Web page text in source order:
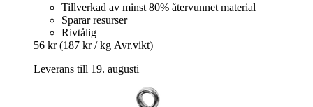
Tillverkad av minst 80% återvunnet material
Sparar resurser
Rivtålig
56 kr (187 kr / kg Avr.vikt)
Leverans till 19. augusti